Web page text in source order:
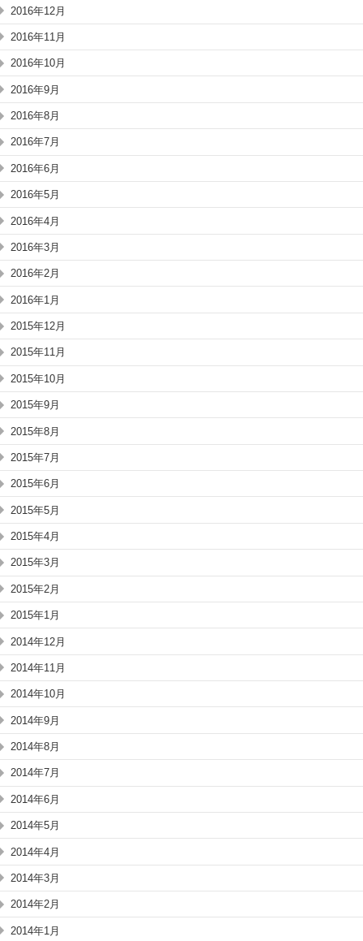
2016年12月
2016年11月
2016年10月
2016年9月
2016年8月
2016年7月
2016年6月
2016年5月
2016年4月
2016年3月
2016年2月
2016年1月
2015年12月
2015年11月
2015年10月
2015年9月
2015年8月
2015年7月
2015年6月
2015年5月
2015年4月
2015年3月
2015年2月
2015年1月
2014年12月
2014年11月
2014年10月
2014年9月
2014年8月
2014年7月
2014年6月
2014年5月
2014年4月
2014年3月
2014年2月
2014年1月